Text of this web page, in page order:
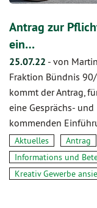
Antrag zur
ein…
25.07.22 - von
Fraktion Bündnis
kommt der Antrag,
eine Gesprächs-
kommenden
Aktuelles Antrag
Informations und
Kreativ Gewerbe